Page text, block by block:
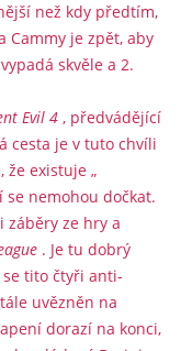
než kdy předtím,
Cammy je zpět, aby
skvěle a 2.
Evil 4 , předvádějící
cesta je v tuto chvíli
že existuje „
se nemohou dočkat.
záběry ze hry a
. Je tu dobrý
tito čtyři anti-
uvězněn na
dorazí na konci,